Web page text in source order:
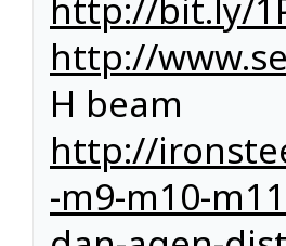
http://
H beam
http://
-m9-m10-